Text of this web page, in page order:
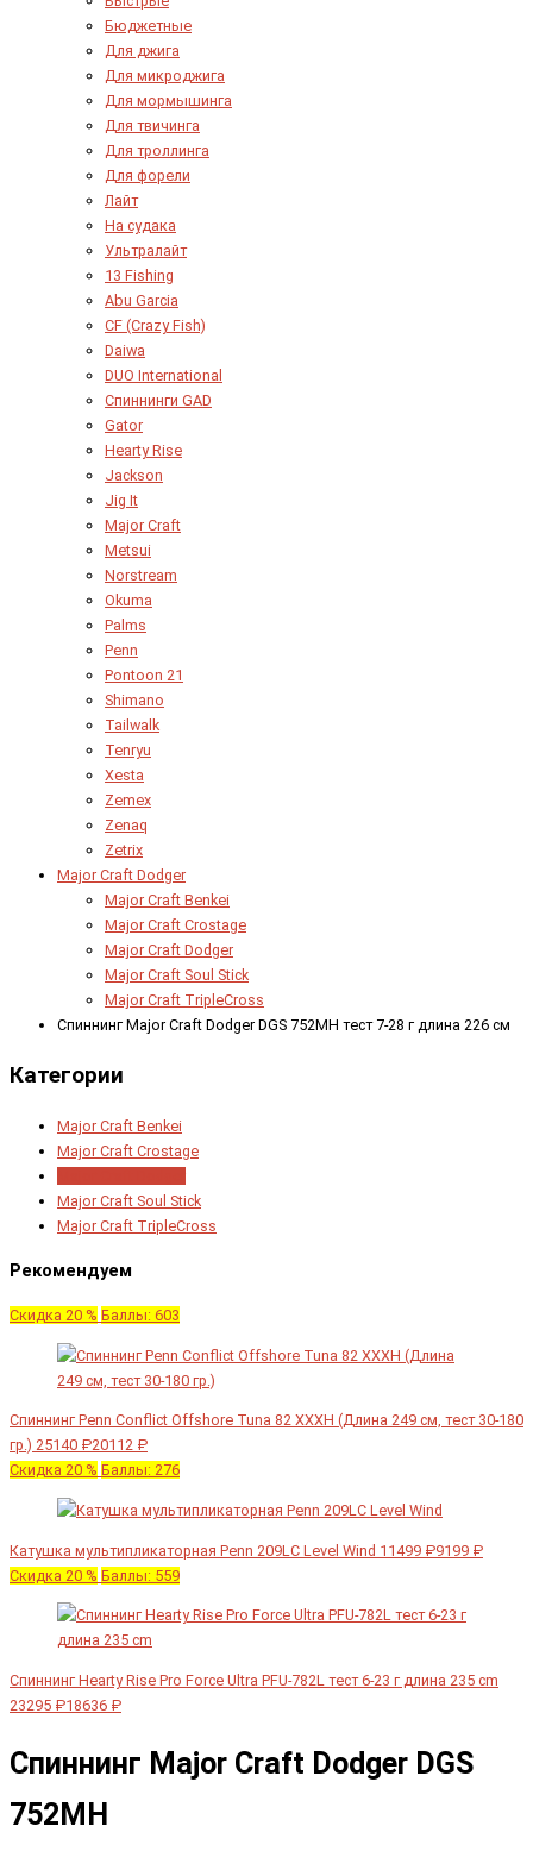
Бюджетные
Для джига
Для микроджига
Для мормышинга
Для твичинга
Для троллинга
Для форели
Лайт
На судака
Ультралайт
13 Fishing
Abu Garcia
CF (Crazy Fish)
Daiwa
DUO International
Спиннинги GAD
Gator
Hearty Rise
Jackson
Jig It
Major Craft
Metsui
Norstream
Okuma
Palms
Penn
Pontoon 21
Shimano
Tailwalk
Tenryu
Xesta
Zemex
Zenaq
Zetrix
Major Craft Dodger
Major Craft Benkei
Major Craft Crostage
Major Craft Dodger
Major Craft Soul Stick
Major Craft TripleCross
Спиннинг Major Craft Dodger DGS 752MH тест 7-28 г длина 226 см
Категории
Major Craft Benkei
Major Craft Crostage
Major Craft Soul Stick
Major Craft TripleCross
Рекомендуем
Скидка 20 % Баллы: 603
Спиннинг Penn Conflict Offshore Tuna 82 XXXH (Длина 249 см, тест 30-180
гр.) 25140 ₽20112 ₽
Скидка 20 % Баллы: 276
Катушка мультипликаторная Penn 209LC Level Wind 11499 ₽9199 ₽
Скидка 20 % Баллы: 559
Спиннинг Hearty Rise Pro Force Ultra PFU-782L тест 6-23 г длина 235 cm
23295 ₽18636 ₽
Спиннинг Major Craft Dodger DGS
752MH